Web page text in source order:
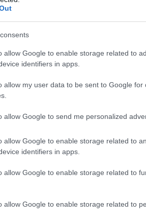
allow Google to enable storage related to
identifiers in apps.
allow my user data to be sent to Google for
allow Google to send me personalized
allow Google to enable storage related to
identifiers in apps.
allow Google to enable storage related to
allow Google to enable storage related to
Hotel and Spa 4* για να
το προφίλτων ΕΙΚΟΝΩΝ
στο